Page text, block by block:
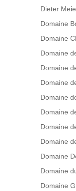
Dieter
Domaine
Domaine
Domaine
Domaine
Domaine
Domaine
Domaine
Domaine
Domaine
Domaine
Domaine
Domaine